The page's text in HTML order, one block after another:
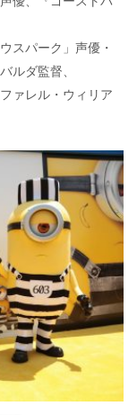
スパーク」声優・
ルダ監督、
ァレル・ウィリア